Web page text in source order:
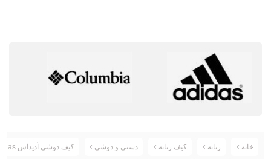
خانه زنانه کیف زنانه دستی و دوشی کیف دوشی آدیداس adidas